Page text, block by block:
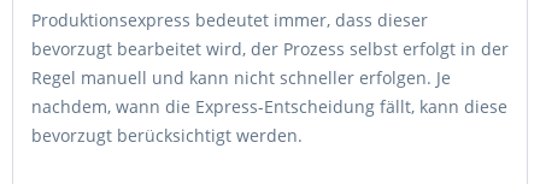
Produktionsexpress bedeutet immer, dass dieser
bevorzugt bearbeitet wird, der Prozess selbst erfolgt in der
Regel manuell und kann nicht schneller erfolgen. Je
nachdem, wann die Express-Entscheidung fällt, kann diese
bevorzugt berücksichtigt werden.